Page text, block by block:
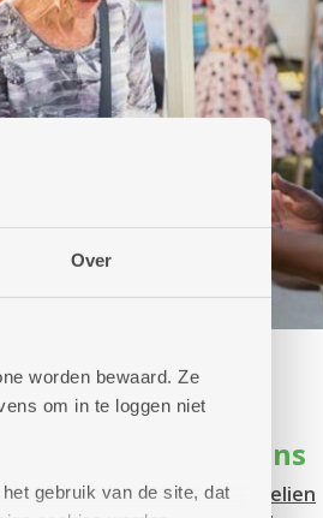
Over
worden bewaard. Ze
om in te loggen niet
gebruik van de site, dat
muzikale optredens
het gratis optreden van
Celien